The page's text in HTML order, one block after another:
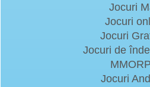
Jocuri
Jocuri
Jocuri
Jocuri de
Jocuri